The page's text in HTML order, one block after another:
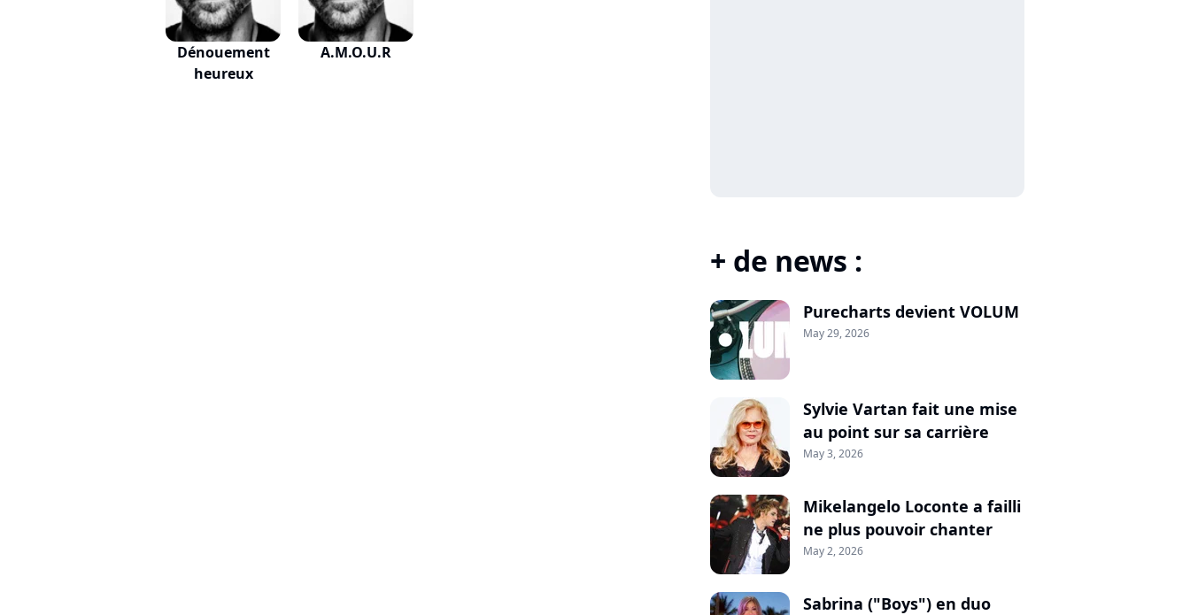
Dénouement
heureux
A.M.O.U.R
+ de news :
Purecharts devient VOLUM
May 29, 2026
Sylvie Vartan fait une mise
au point sur sa carrière
May 3, 2026
Mikelangelo Loconte a failli
ne plus pouvoir chanter
May 2, 2026
Sabrina ("Boys") en duo